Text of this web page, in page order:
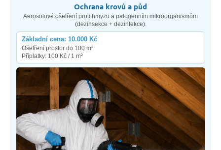
Ochrana krovů a půd
Aerosolové ošetření proti hmyzu a patogenním mikroorganismům
(dezinsekce + dezinfekce).
Základní cena: 10.000 Kč
Ošetření prostor do 100 m²
Příplatky: 100 Kč / 1 m²